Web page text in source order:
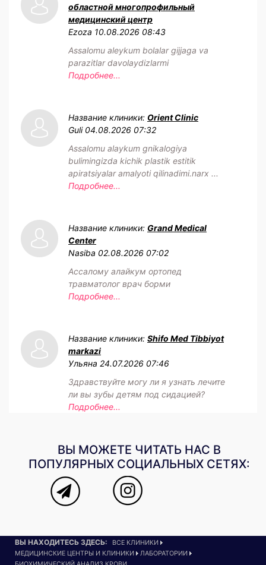
областной многопрофильный
медицинский центр
Ezoza 10.08.2026 08:43
Assalomu aleykum bolalar gijjaga va
parazitlar davolaydizlarmi
Подробнее...
Название клиники: Orient Clinic
Guli 04.08.2026 07:32
Assalomu alaykum gnikalogiya
bulimingizda kichik plastik estitik
apiratsiyalar amalyoti qilinadimi.narx ...
Подробнее...
Название клиники: Grand Medical
Center
Nasiba 02.08.2026 07:02
Ассалому алайкум ортопед
травматолог врач борми
Подробнее...
Название клиники: Shifo Med Tibbiyot
markazi
Ульяна 24.07.2026 07:46
Здравствуйте могу ли я узнать лечите
ли вы зубы детям под сидацией?
Подробнее...
ВЫ МОЖЕТЕ ЧИТАТЬ НАС В
ПОПУЛЯРНЫХ СОЦИАЛЬНЫХ СЕТЯХ:
ВЫ НАХОДИТЕСЬ ЗДЕСЬ:
ВСЕ КЛИНИКИ
МЕДИЦИНСКИЕ ЦЕНТРЫ И КЛИНИКИ
ЛАБОРАТОРИИ